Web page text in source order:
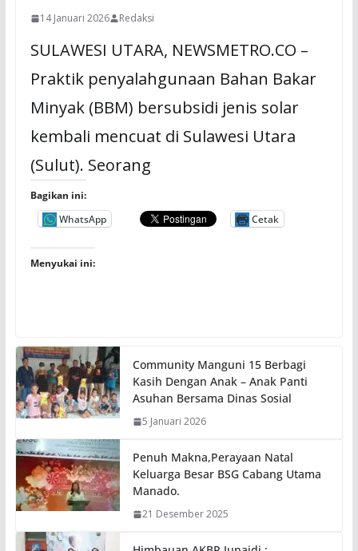
14 Januari 2026 Redaksi
SULAWESI UTARA, NEWSMETRO.CO –
Praktik penyalahgunaan Bahan Bakar
Minyak (BBM) bersubsidi jenis solar
kembali mencuat di Sulawesi Utara
(Sulut). Seorang
Bagikan ini:
WhatsApp
Cetak
Menyukai ini:
Community Manguni 15 Berbagi
Kasih Dengan Anak – Anak Panti
Asuhan Bersama Dinas Sosial
5 Januari 2026
Penuh Makna,Perayaan Natal
Keluarga Besar BSG Cabang Utama
Manado.
21 Desember 2025